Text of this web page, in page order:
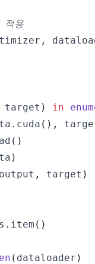
용
,
target ) in
. cuda ( ) ,
( )
)
output , target )
. item ( )
( dataloader )